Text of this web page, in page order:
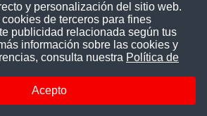
DIRESA CAJAMARCA
SUNAFIL
DEFENSORIA DEL PUEBLO
y personalización del sitio web.
de terceros para fines
publicidad relacionada según tus
información sobre las cookies y
consulta nuestra Política de
Acepto